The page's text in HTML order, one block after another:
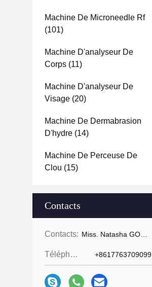
Machine De Microneedle Rf
(101)
Machine D'analyseur De
Corps (11)
Machine D'analyseur De
Visage (20)
Machine De Dermabrasion
D'hydre (14)
Machine De Perceuse De
Clou (15)
Contacts
Contacts:
Téléphone: +8617763709099